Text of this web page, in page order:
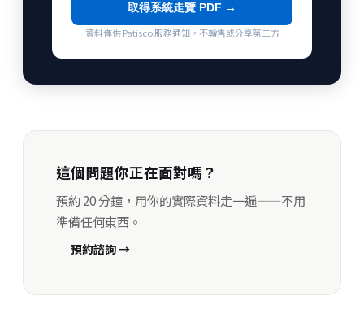
取得系統走覽 PDF →
資料僅供 Patisco 服務通知，不轉售或分享第三方
這個問題你正在面對嗎？
預約 20 分鐘，用你的實際資料走一遍——不用
準備任何東西。
預約諮詢 →